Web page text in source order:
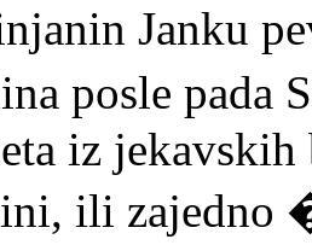
Janku
posle pada
iz
ili zajedno